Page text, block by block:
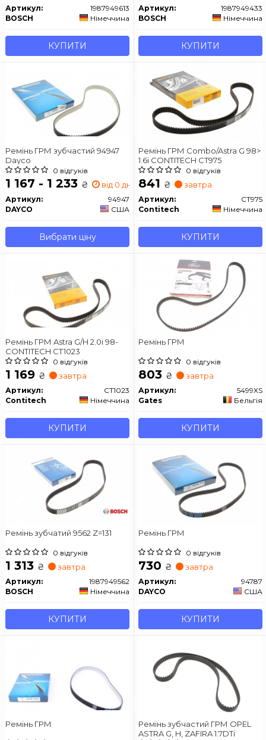
Артикул:
1987949613
BOSCH
Німеччина
КУПИТИ
Артикул:
1987949433
BOSCH
Німеччина
КУПИТИ
Ремінь ГРМ зубчастий 94947
Dayco
0 відгуків
1 167 - 1 233 ₴ від 0 дн.
Артикул:
94947
DAYCO
США
Вибрати ціну
Ремінь ГРМ Combo/Astra G 98>
1.6i CONTITECH CT975
0 відгуків
841 ₴ завтра
Артикул:
CT975
Contitech
Німеччина
КУПИТИ
Ремінь ГРМ Astra G/H 2.0i 98-
CONTITECH CT1023
0 відгуків
1 169 ₴ завтра
Артикул:
CT1023
Contitech
Німеччина
КУПИТИ
Ремінь ГРМ
0 відгуків
803 ₴ завтра
Артикул:
5499XS
Gates
Бельгія
КУПИТИ
Ремінь зубчатий 9562 Z=131
0 відгуків
1 313 ₴ завтра
Артикул:
1987949562
BOSCH
Німеччина
КУПИТИ
Ремінь ГРМ
0 відгуків
730 ₴ завтра
Артикул:
94787
DAYCO
США
КУПИТИ
Ремінь ГРМ
Ремінь зубчастий ГРМ OPEL
ASTRA G, H, ZAFIRA 1.7DTi